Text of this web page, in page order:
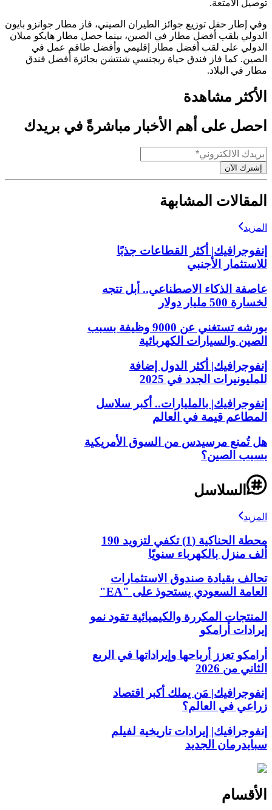
توصيل الأمتعة.
وفي إطار حفل توزيع جوائز الطيران الصيني، فاز مطار جوانزو بايون
الدولي بلقب أفضل مطار في الصين، بينما حصل مطار هايكو ميلان
الدولي على لقب أفضل مطار إقليمي وأفضل طاقم عمل في
الصين. كما فاز فندق حياة ريجنسي شنتشن بجائزة أفضل فندق
مطار في البلاد.
الأكثر مشاهدة
احصل على أهم الأخبار مباشرةً في بريدك
إشترك الآن
المقالات المشابهة
المزيد
إنفوجرافيك| أكثر القطاعات جذبًا
للاستثمار الأجنبي
عاصفة الذكاء الاصطناعي.. أبل تتجه
لخسارة 500 مليار دولار
بورشه تستغني عن 9000 وظيفة بسبب
الصين والسيارات الكهربائية
إنفوجرافيك| أكثر الدول إضافة
للمليونيرات الجدد في 2025
إنفوجرافيك| بالمليارات.. أكبر سلاسل
المطاعم قيمة في العالم
هل تُمنع مرسيدس من السوق الأمريكية
بسبب الصين؟
السلاسل
المزيد
محطة الحناكية (1) تكفي لتزويد 190
ألف منزل بالكهرباء سنويًا
تحالف بقيادة صندوق الاستثمارات
العامة السعودي يستحوذ على "EA"
المنتجات المكررة والكيميائية تقود نمو
إيرادات أرامكو
أرامكو تعزز أرباحها وإيراداتها في الربع
الثاني من 2026
إنفوجرافيك| مَن يملك أكبر اقتصاد
زراعي في العالم؟
إنفوجرافيك| إيرادات تاريخية لفيلم
سبايدرمان الجديد
الأقسام